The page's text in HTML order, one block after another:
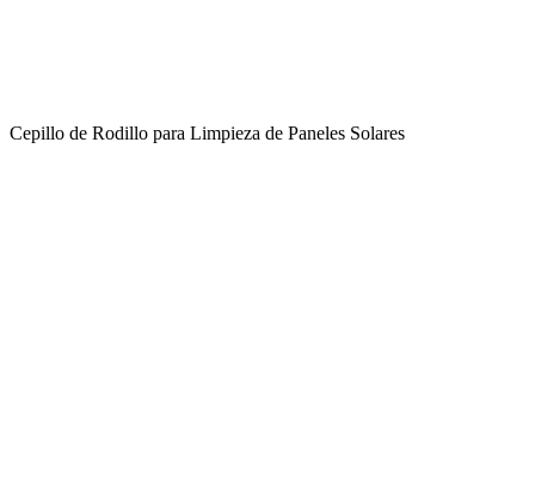
Cepillo de Rodillo para Limpieza de Paneles Solares